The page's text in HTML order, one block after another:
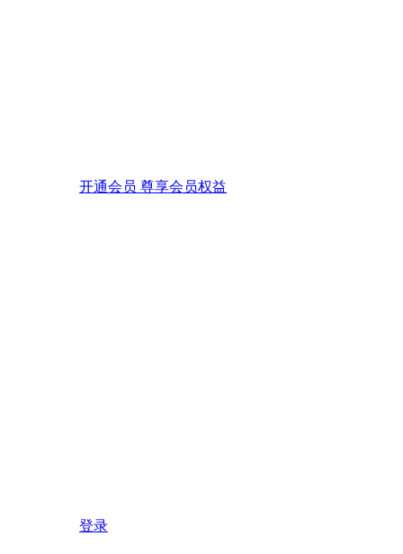
开通会员 尊享会员权益
登录